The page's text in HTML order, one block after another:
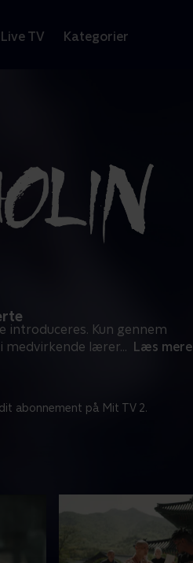
Live TV Kategorier
introduceres. Kun gennem
medvirkende lærer... Læs mere
abonnement på Mit TV 2.